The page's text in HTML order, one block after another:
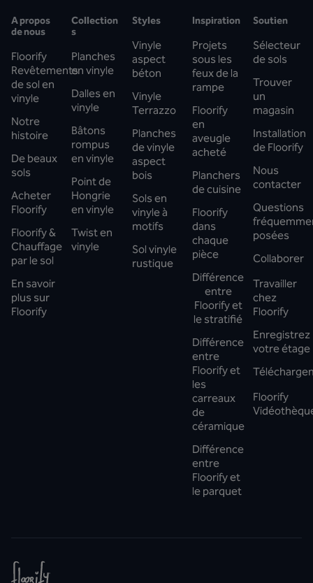
A propos
de nous
Floorify
Revêtements
de sol en
vinyle
Notre
histoire
De beaux
sols
Acheter
Floorify
Floorify &
Chauffage
par le sol
En savoir
plus sur
Floorify
Collection
s
Planches
en vinyle
Dalles en
vinyle
Bâtons
rompus
en vinyle
Point de
Hongrie
en vinyle
Twist en
vinyle
Styles
Vinyle
aspect
béton
Vinyle
Terrazzo
Planches
de vinyle
aspect
bois
Sols en
vinyle à
motifs
Sol vinyle
rustique
Inspiration
Projets
sous les
feux de la
rampe
Floorify
en
aveugle
acheté
Planchers
de cuisine
Floorify
dans
chaque
pièce
Différence
entre
Floorify et
le stratifié
Différence
entre
Floorify et
les
carreaux
de
céramique
Différence
entre
Floorify et
le parquet
Soutien
Sélecteur
de sols
Trouver
un
magasin
Installation
de Floorify
Nous
contacter
Questions
posées
Collaborer
Travailler
chez
Floorify
Enregistrez
votre étage
Floorify